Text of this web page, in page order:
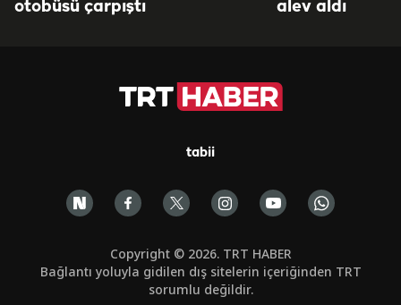
otobüsü çarpıştı
alev aldı
tabii
Copyright © 2026. TRT HABER
Bağlantı yoluyla gidilen dış sitelerin içeriğinden TRT
sorumlu değildir.